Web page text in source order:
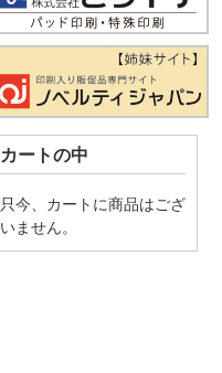
カートの中
只今、カートに商品はござ
いません。